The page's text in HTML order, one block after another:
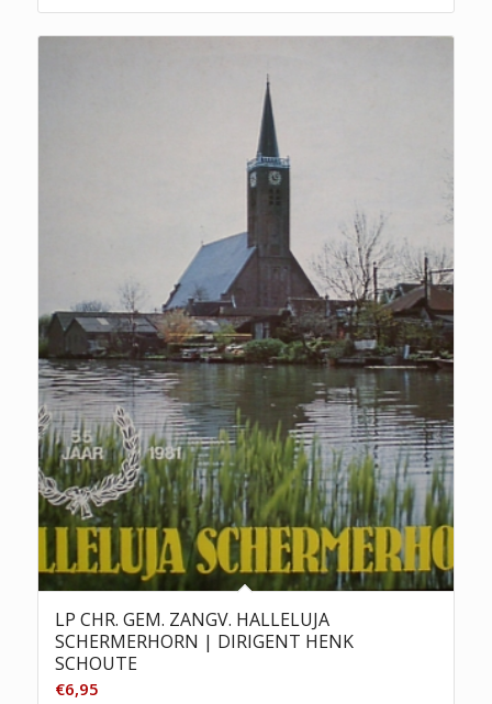
LP CHR. GEM. ZANGV. HALLELUJA
SCHERMERHORN | DIRIGENT HENK
SCHOUTE
€6,95